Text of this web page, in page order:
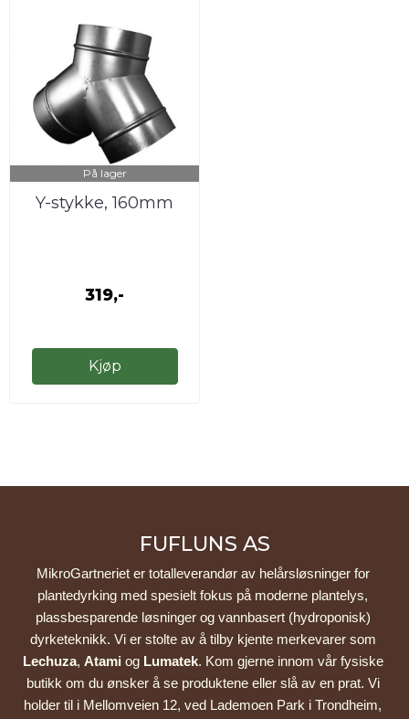
På lager
Y-stykke, 160mm
319,-
Kjøp
FUFLUNS AS
MikroGartneriet er totalleverandør av helårsløsninger for
plantedyrking med spesielt fokus på moderne plantelys,
plassbesparende løsninger og vannbasert (hydroponisk)
Lechuza, Atami og Lumatek. Kom gjerne innom vår fysiske
butikk om du ønsker å se produktene eller slå av en prat. Vi
holder til i Mellomveien 12, ved Lademoen Park i Trondheim,